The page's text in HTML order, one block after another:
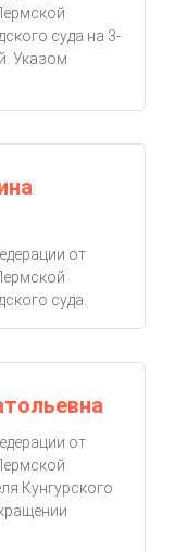
суда на 3-
Указом
от
суда.
от
Кунгурского